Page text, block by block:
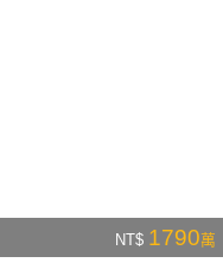
NT$ 1790萬